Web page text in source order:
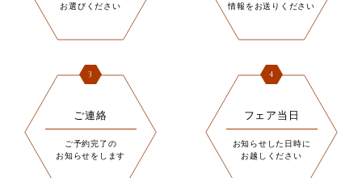
お選びください
情報をお送りください
3
ご連絡
ご予約完了の
お知らせをします
4
フェア当日
お知らせした日時に
お越しください